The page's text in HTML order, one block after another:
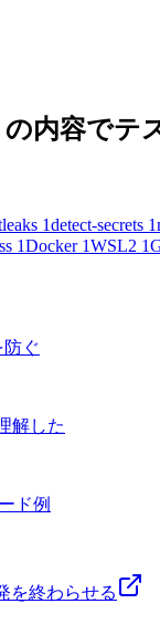
内容でテ
1detect-secrets 1
1Docker 1WSL2 1
防ぐ
解した
ド例
を終わらせる